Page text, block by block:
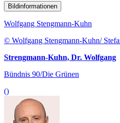
Bildinformationen
Wolfgang Stengmann-Kuhn
© Wolfgang Stengmann-Kuhn/
Strengmann-Kuhn, Dr. Wolfgang
Bündnis 90/Die Grünen
()